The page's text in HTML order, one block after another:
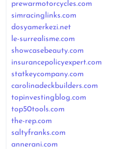
prewarmotorcycles.com
simracinglinks.com
dosyamerkezi.net
le-surrealisme.com
showcasebeauty.com
insurancepolicyexpert.com
statkeycompany.com
carolinadeckbuilders.com
topinvestingblog.com
top50tools.com
the-rep.com
saltyfranks.com
annerani.com